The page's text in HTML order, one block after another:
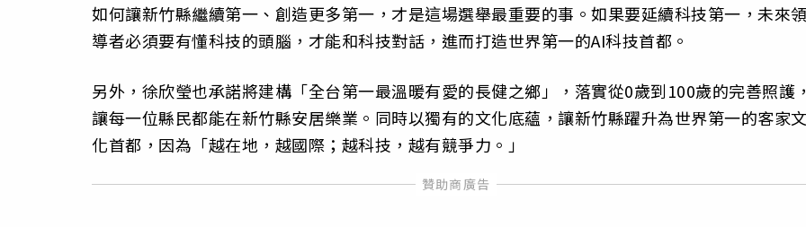
如何讓新竹縣繼續第一、創造更多第一，才是這場選舉最重要的事。如果要延續科技第一，未來
導者必須要有懂科技的頭腦，才能和科技對話，進而打造世界第一的AI科技首都。
另外，徐欣瑩也承諾將建構「全台第一最溫暖有愛的長健之鄉」，落實從0歲到100歲的完善照護
讓每一位縣民都能在新竹縣安居樂業。同時以獨有的文化底蘊，讓新竹縣躍升為世界第一的客家
化首都，因為「越在地，越國際；越科技，越有競爭力。」